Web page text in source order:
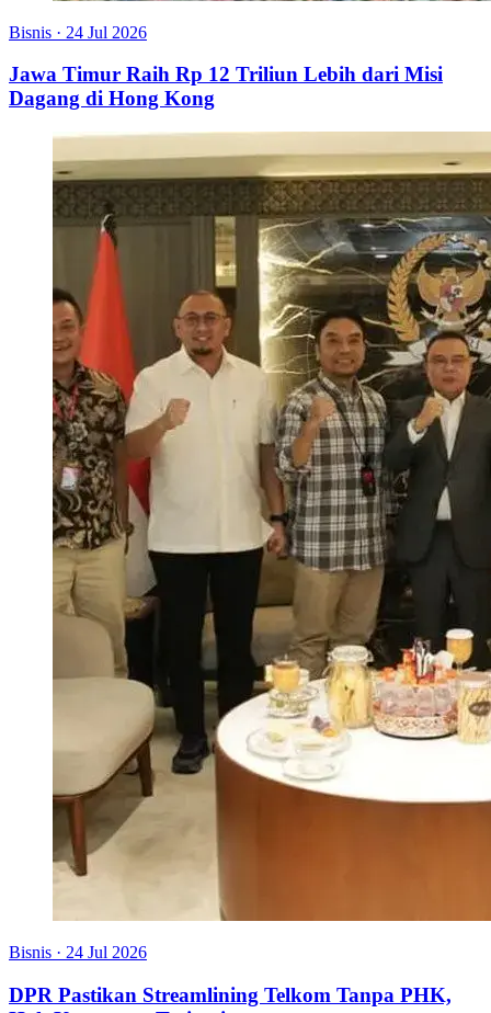
Bisnis · 24 Jul 2026
Jawa Timur Raih Rp 12 Triliun Lebih dari Misi
Dagang di Hong Kong
Bisnis · 24 Jul 2026
DPR Pastikan Streamlining Telkom Tanpa PHK,